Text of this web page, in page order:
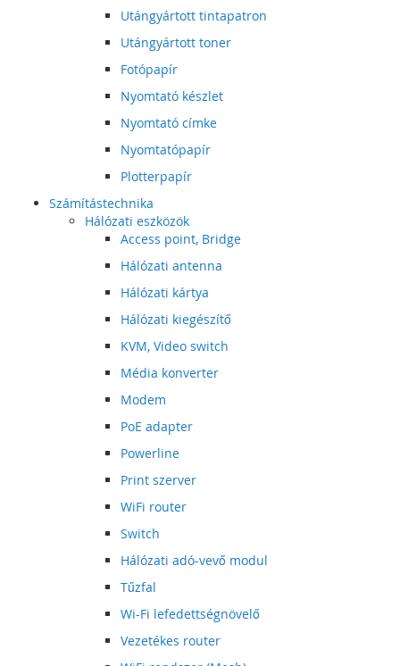
Utángyártott tintapatron
Utángyártott toner
Fotópapír
Nyomtató készlet
Nyomtató címke
Nyomtatópapír
Plotterpapír
Számítástechnika
Hálózati eszközök
Access point, Bridge
Hálózati antenna
Hálózati kártya
Hálózati kiegészítő
KVM, Video switch
Média konverter
Modem
PoE adapter
Powerline
Print szerver
WiFi router
Switch
Hálózati adó-vevő modul
Tűzfal
Wi-Fi lefedettségnövelő
Vezetékes router